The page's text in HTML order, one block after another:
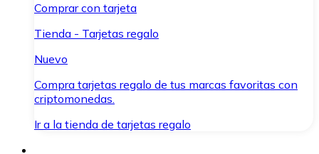
Comprar con tarjeta
Tienda - Tarjetas regalo
Nuevo
Compra tarjetas regalo de tus marcas favoritas con
criptomonedas.
Ir a la tienda de tarjetas regalo